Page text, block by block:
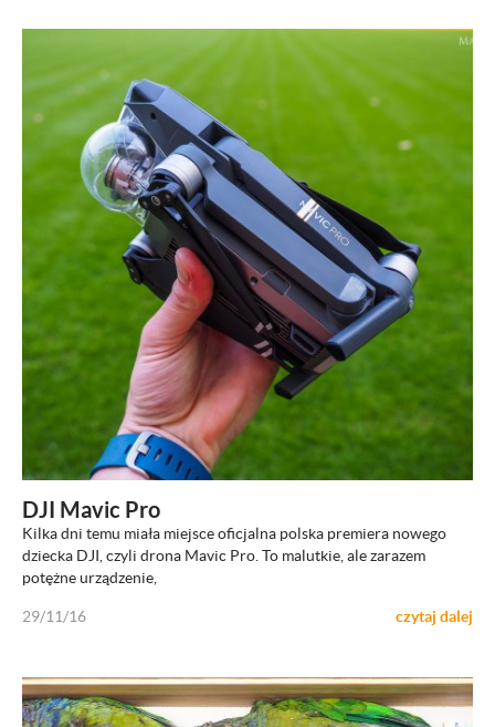
DJI Mavic Pro
Kilka dni temu miała miejsce oficjalna polska premiera nowego
dziecka DJI, czyli drona Mavic Pro. To malutkie, ale zarazem
potężne urządzenie,
29/11/16 czytaj dalej
ZOBACZ